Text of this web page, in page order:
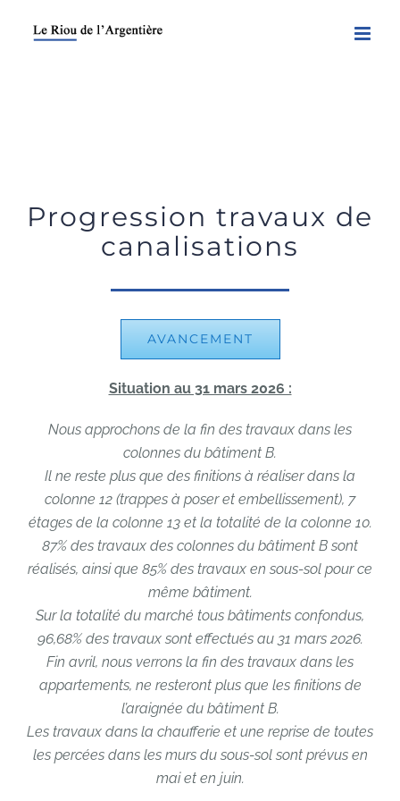
Progression travaux de
canalisations
AVANCEMENT
Situation au 31 mars 2026 :
Nous approchons de la fin des travaux dans les
colonnes du bâtiment B.
Il ne reste plus que des finitions à réaliser dans la
colonne 12 (trappes à poser et embellissement), 7
étages de la colonne 13 et la totalité de la colonne 10.
87% des travaux des colonnes du bâtiment B sont
réalisés, ainsi que 85% des travaux en sous-sol pour ce
même bâtiment.
Sur la totalité du marché tous bâtiments confondus,
96,68% des travaux sont effectués au 31 mars 2026.
Fin avril, nous verrons la fin des travaux dans les
appartements, ne resteront plus que les finitions de
l’araignée du bâtiment B.
Les travaux dans la chaufferie et une reprise de toutes
les percées dans les murs du sous-sol sont prévus en
mai et en juin.